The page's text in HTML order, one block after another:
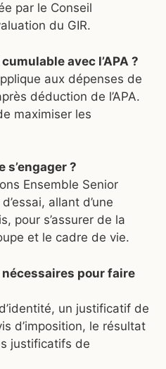
par le Conseil
du GIR.
avec l’APA ?
aux dépenses de
déduction de l’APA.
maximiser les
s’engager ?
Ensemble Senior
allant d’une
pour s’assurer de la
et le cadre de vie.
pour faire
un justificatif de
d’imposition, le résultat
justificatifs de